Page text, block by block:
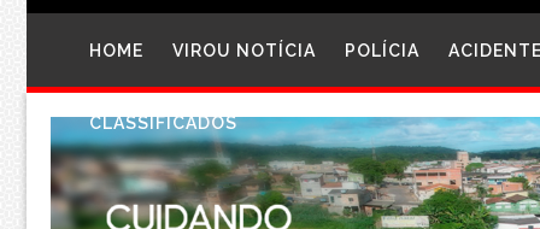
HOME VIROU NOTÍCIA POLÍCIA
CLASSIFICADOS